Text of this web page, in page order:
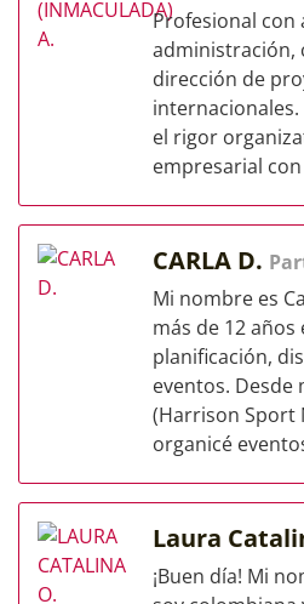
Profesional con
administración,
dirección de
el rigor
empresarial con
CARLA D.
Mi nombre es
más de 12 años
planificación,
eventos. Desde
(Harrison
organicé
Laura
¡Buen día! Mi